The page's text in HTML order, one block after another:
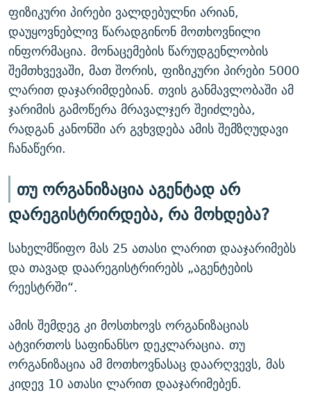
ფიზიკური პირები ვალდებულნი არიან,
დაუყოვნებლივ წარადგინონ მოთხოვნილი
ინფორმაცია. მონაცემების წარუდგენლობის
შემთხვევაში, მათ შორის, ფიზიკური პირები 5000
ლარით დაჯარიმდებიან. თვის განმავლობაში ამ
ჯარიმის გამოწერა მრავალჯერ შეიძლება,
რადგან კანონში არ გვხვდება ამის შემზღუდავი
ჩანაწერი.
თუ ორგანიზაცია აგენტად არ
დარეგისტრირდება, რა მოხდება?
სახელმწიფო მას 25 ათასი ლარით დააჯარიმებს
და თავად დაარეგისტრირებს „აგენტების
რეესტრში“.
ამის შემდეგ კი მოსთხოვს ორგანიზაციას
ატვირთოს საფინანსო დეკლარაცია. თუ
ორგანიზაცია ამ მოთხოვნასაც დაარღვევს, მას
კიდევ 10 ათასი ლარით დააჯარიმებენ.